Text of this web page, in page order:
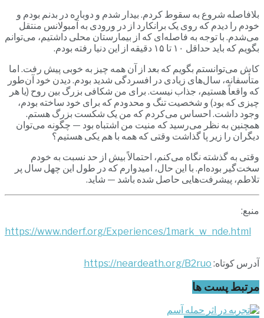
بلافاصله شروع به سقوط کردم. بیدار شدم و دوباره در بدنم بودم و
خودم را دیدم که روی یک برانکارد از در ورودی به آمبولانس منتقل
می‌شدم. با توجه به فاصله‌ای که از بیمارستان محلی داشتیم، می‌توانم
بگویم که باید حداقل ۱۰ تا ۱۵ دقیقه از این دنیا رفته بودم.
کاش می‌توانستم بگویم که بعد از آن همه چیز به خوبی پیش رفت. اما
متأسفانه، سال‌های زیادی در افسردگی شدید بودم. دیدن خود آن‌طور
که واقعاً هستیم، جذاب نیست. برای من شکافی بزرگ بین روح (یا هر
چیزی که بود) و شخصیت تنگ و محدودم که برای خود ساخته بودم،
وجود داشت. احساس می‌کردم که من یک شکست بزرگ هستم.
همچنین به نظر می‌رسید که منیت من اشتباه بود — چگونه می‌توان
دیگران را زیر پا گذاشت وقتی که همه با هم یکی هستیم؟
وقتی به گذشته نگاه می‌کنم، احتمالاً بیش از حد نسبت به خودم
سخت‌گیر بوده‌ام. با این حال، امیدوارم که در طول این چهل سال پر
تلاطم، پیشرفت‌هایی حاصل شده باشد — شاید.
منبع:
https://www.nderf.org/Experiences/1mark_w_nde.html
آدرس کوتاه: https://neardeath.org/B2ruo
مرتبط پست ها